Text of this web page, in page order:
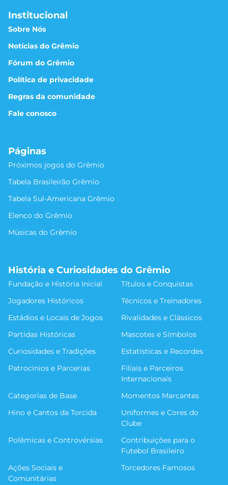
Institucional
Sobre Nós
Notícias do Grêmio
Fórum do Grêmio
Política de privacidade
Regras da comunidade
Fale conosco
Páginas
Próximos jogos do Grêmio
Tabela Brasileirão Grêmio
Tabela Sul-Americana Grêmio
Elenco do Grêmio
Músicas do Grêmio
História e Curiosidades do Grêmio
Fundação e História Inicial
Títulos e Conquistas
Jogadores Históricos
Técnicos e Treinadores
Estádios e Locais de Jogos
Rivalidades e Clássicos
Partidas Históricas
Mascotes e Símbolos
Curiosidades e Tradições
Estatísticas e Recordes
Patrocínios e Parcerias
Filiais e Parceiros
Internacionais
Categorias de Base
Momentos Marcantes
Hino e Cantos da Torcida
Uniformes e Cores do
Clube
Polêmicas e Controvérsias
Contribuições para o
Futebol Brasileiro
Ações Sociais e
Comunitárias
Torcedores Famosos